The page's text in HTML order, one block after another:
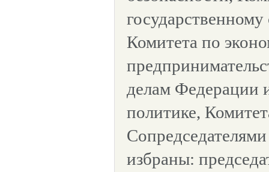
государственному
Комитета по
делам Федерации
политике,
избраны: